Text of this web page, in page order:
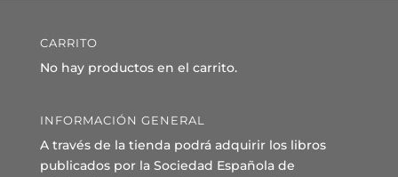
CARRITO
No hay productos en el carrito.
INFORMACIÓN GENERAL
A través de la tienda podrá adquirir los libros
publicados por la Sociedad Española de